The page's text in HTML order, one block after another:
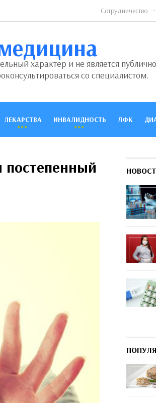
Сотрудничество
характер и не является
со специалистом.
ЛЕКАРСТВА ИНВАЛИДНОСТЬ ЛФК
постепенный